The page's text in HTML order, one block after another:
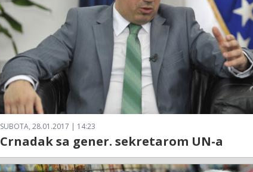
SUBOTA, 28.01.2017 | 14:23
Crnadak sa gener. sekretarom UN-a